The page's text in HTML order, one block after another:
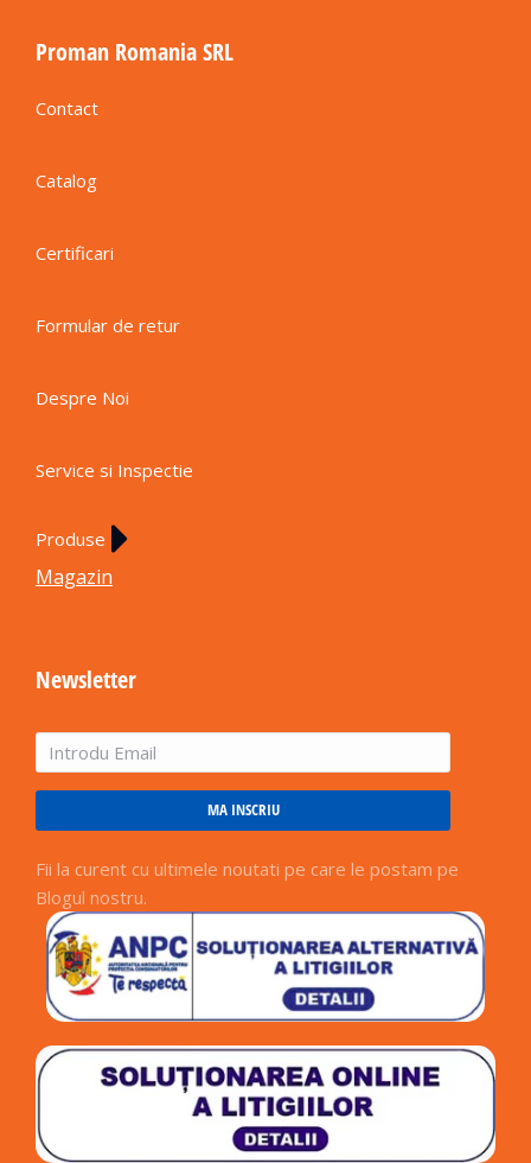
Proman Romania SRL
Contact
Catalog
Certificari
Formular de retur
Despre Noi
Service si Inspectie
Produse
Magazin
Newsletter
MA INSCRIU
Fii la curent cu ultimele noutati pe care le postam pe
Blogul nostru.